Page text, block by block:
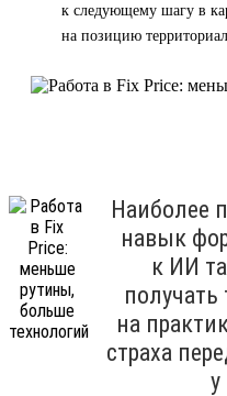
к следующему шагу в
на позицию
Наиболее
навык
к ИИ
на
страха